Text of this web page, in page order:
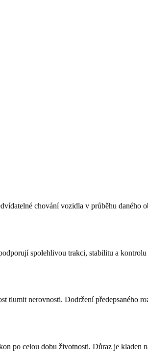
chování vozidla v průběhu daného
spolehlivou trakci, stabilitu a
tlumit nerovnosti. Dodržení předepsaného
po celou dobu životnosti. Důraz je kladen